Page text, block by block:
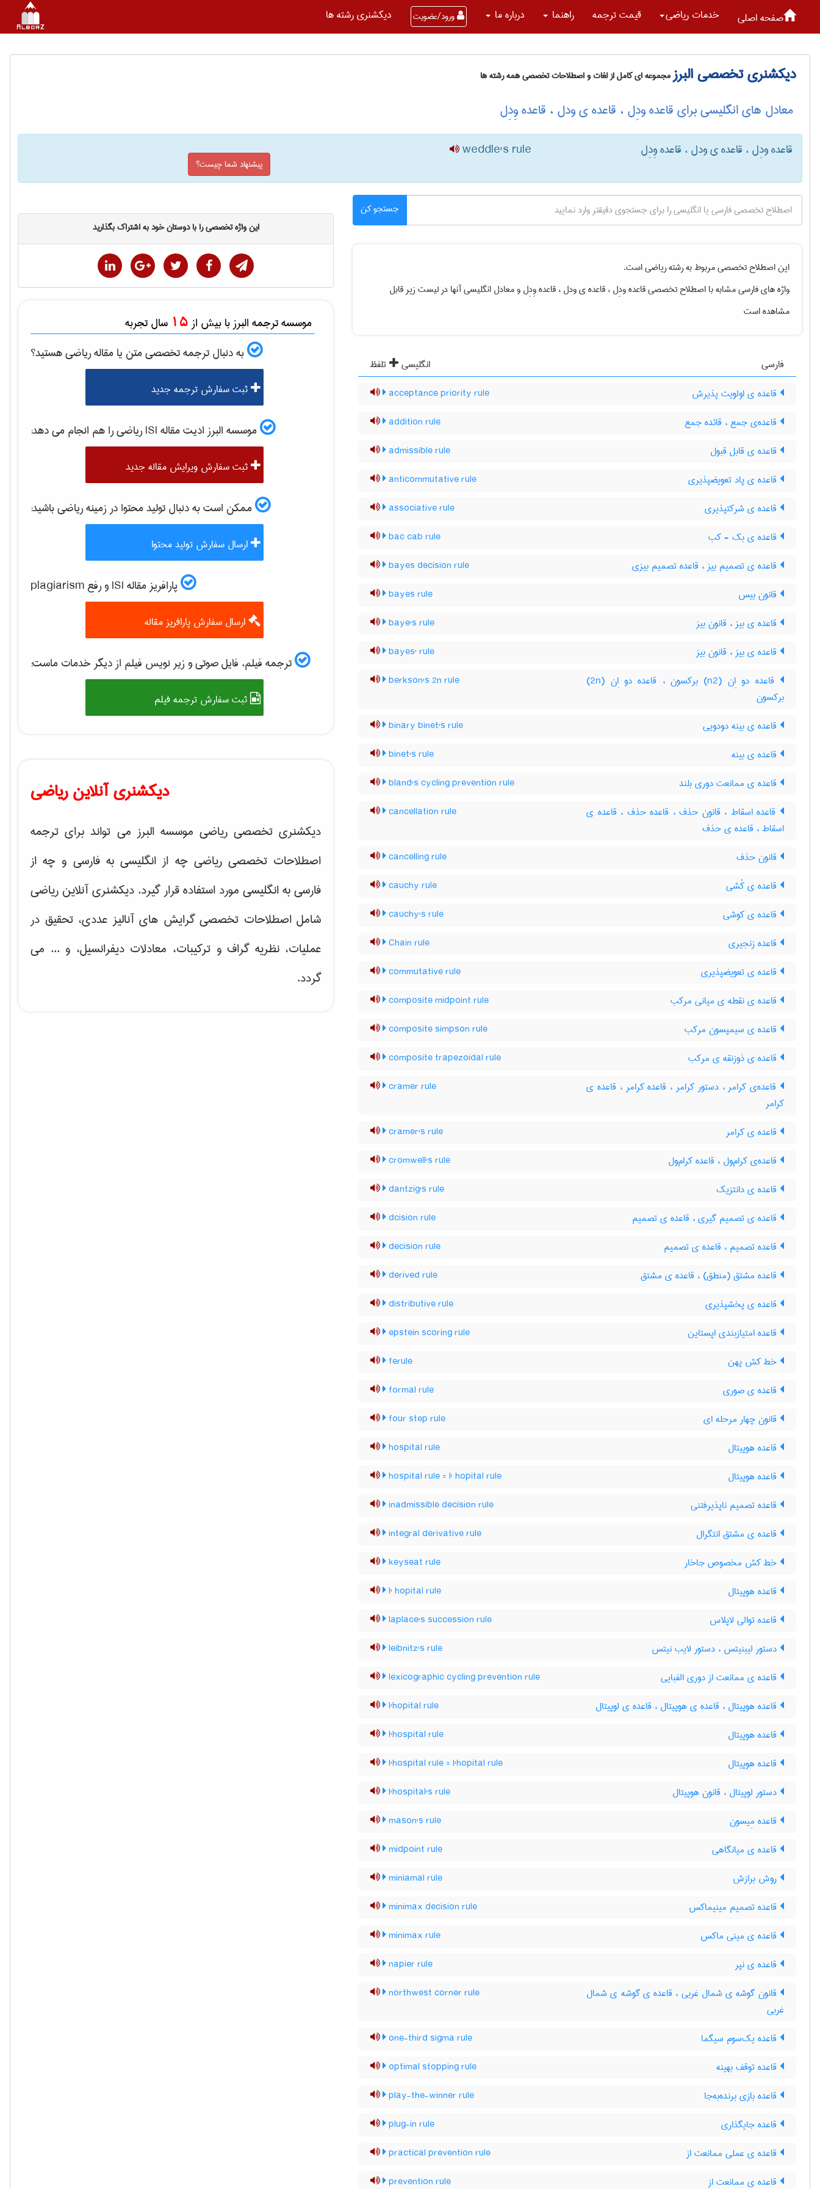
صفحه اصلی خدمات رياضی قیمت ترجمه راهنما درباره ما ورود/عضویت دیکشنری رشته ها
دیکشنری تخصصی البرزمجموعه ای کامل از لغات و اصطلاحات تخصصی همه رشته ها
معادل های انگلیسی برای قاعده ودِل ، قاعده ی ودل ، قاعده وِدِل
قاعده ودِل ، قاعده ی ودل ، قاعده وِدِل weddle's rule
پیشنهاد شما چیست؟
جستجو کن
این اصطلاح تخصصی مربوط به رشتهرياضیاست.
واژه های فارسی مشابه با اصطلاح تخصصیقاعده ودِل ، قاعده ی ودل ، قاعده وِدِلو معادل انگلیسی آنها در لیست زیر قابل
مشاهده است
فارسی انگلیسی
تلفظ
قاعده ی اولویت پذیرش
acceptance priority rule
قاعده‌ی جمع ، قائده جمع addition rule
قاعده ی قابل قبول admissible rule
قاعده ی پاد تعویضپذیری anticommutative rule
قاعده ی شرکتپذیری associative rule
قاعده ی بک - کب bac cab rule
قاعده ی تصمیم بیز ، قاعده تصمیم بیزی bayes decision rule
قانون بیس bayes rule
قاعده ی بیز ، قانون بیز baye's rule
قاعده ی بیز ، قانون بیز bayes' rule
قاعده دو اِن (n2) برکسون ، قاعده دو اِن (2n)
برکسون
berkson's 2n rule
قاعده ی بینه دودویی binary binet's rule
قاعده ی بینه binet's rule
قاعده ی ممانعت دوری بلند bland's cycling prevention rule
قاعده اسقاط ، قانون حذف ، قاعده حذف ، قاعده ی
اسقاط ، قاعده ی حذف
cancellation rule
قانون حذف cancelling rule
قاعده ی کُشی cauchy rule
قاعده ی کوشی cauchy's rule
قاعده زنجیری Chain rule
قاعده ی تعویضپذیری commutative rule
قاعده ی نقطه ی میانی مرکب composite midpoint rule
قاعده ی سیمپسون مرکب composite simpson rule
قاعده ی ذوزنقه ی مرکب composite trapezoidal rule
قاعده‌ی کرامر ، دستور کرامر ، قاعده کرامر ، قاعده ی
کرامر
cramer rule
قاعده ی کرامر cramer's rule
قاعده‌ی کرام‌ول ، قاعده کرام‌ول cromwell's rule
قاعده ی دانتزیک dantzig's rule
قاعده ی تصمیم گیری ، قاعده ی تصمیم dcision rule
قاعده تصمیم ، قاعده ی تصمیم decision rule
قاعده مشتق (منطق) ، قاعده ی مشتق derived rule
قاعده ی پخشپذیری distributive rule
قاعده امتیازبندی اپستاین epstein scoring rule
خط کش پهن ferule
قاعده ی صوری formal rule
قانون چهار مرحله ای four step rule
قاعده هوپیتال hospital rule
قاعده هوپیتال hospital rule = l' hopital rule
قاعده تصمیم ناپذیرفتنی inadmissible decision rule
قاعده ی مشتق انتگرال integral derivative rule
خط کش مخصوص جاخار keyseat rule
قاعده هوپیتال l' hopital rule
قاعده توالی لاپلاس laplace's succession rule
دستور لیبنیتس ، دستور لایب نیتس leibnitz's rule
قاعده ی ممانعت از دوری الفبایی lexicographic cycling prevention rule
قاعده هوپیتال ، قاعده ی هوپیتال ، قاعده ی لوپیتال l'hopital rule
قاعده هوپیتال l'hospital rule
قاعده هوپیتال l'hospital rule = l'hopital rule
دستور لوپیتال ، قانون هوپیتال l'hospital's rule
قاعده مِیسون mason's rule
قاعده ی میانگاهی midpoint rule
روش برازش miniamal rule
قاعده تصمیم مینیماکس minimax decision rule
قاعده ی مینی ماکس minimax rule
قاعده ی نپر napier rule
قانون گوشه ی شمال غربی ، قاعده ی گوشه ی شمال
غربی
northwest corner rule
قاعده یک‌سوم سیگما one-third sigma rule
قاعده توقف بهینه optimal stopping rule
قاعده بازی برنده‌به‌جا play-the-winner rule
قاعده جایگذاری plug-in rule
قاعده ی عملی ممانعت از practical prevention rule
قاعده ی ممانعت از prevention rule
این واژه تخصصی را با دوستان خود به اشتراک بگذارید
موسسه ترجمه البرز با بیش از 15 سال تجربه
به دنبال ترجمه تخصصی متن یا مقالهرياضیهستید؟
ثبت سفارش ترجمه جدید
موسسه البرز ادیت مقاله ISI رياضیرا هم انجام می دهد:
ثبت سفارش ویرایش مقاله جدید
ممکن است به دنبال تولید محتوا در زمینهرياضیباشید:
ارسال سفارش تولید محتوا
پارافریز مقاله ISI و رفع plagiarism
ارسال سفارش پارافریز مقاله
ترجمه فیلم، فایل صوتی و زیر نویس فیلم از دیگر خدمات ماست:
ثبت سفارش ترجمه فیلم
دیکشنری آنلاین ریاضی
دیکشنری تخصصی ریاضی موسسه البرز می تواند برای ترجمه
اصطلاحات تخصصی ریاضی چه از انگلیسی به فارسی و چه از
فارسی به انگلیسی مورد استفاده قرار گیرد. دیکشنری آنلاین ریاضی
شامل اصطلاحات تخصصی گرایش هایآنالیز عددی، تحقیق در
عملیات، نظریه گراف و تركیبات، معادلات دیفرانسیل، و ... می
گردد.